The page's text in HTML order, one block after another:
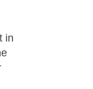
in